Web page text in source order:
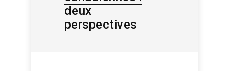
deux
perspectives